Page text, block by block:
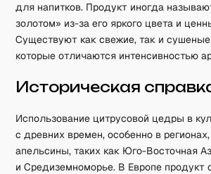
для напитков. Продукт иногда
золотом» из-за его яркого цвета и
Существуют как свежие, так и
которые отличаются интенсивностью
Историческая
Использование цитрусовой цедры в
с древних времен, особенно в
апельсины, таких как Юго-Восточная
и Средиземноморье. В Европе продукт